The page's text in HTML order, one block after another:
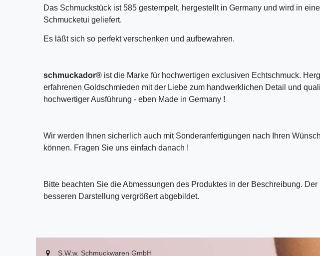
Das Schmuckstück ist 585 gestempelt, hergestellt in Germany und wird in
Schmucketui geliefert.
Es läßt sich so perfekt verschenken und aufbewahren.
schmuckador® ist die Marke für hochwertigen exclusiven Echtschmuck.
erfahrenen Goldschmieden mit der Liebe zum handwerklichen Detail und
hochwertiger Ausführung - eben Made in Germany !
Wir werden Ihnen sicherlich auch mit Sonderanfertigungen nach Ihren
können. Fragen Sie uns einfach danach !
Bitte beachten Sie die Abmessungen des Produktes in der Beschreibung. Der
besseren Darstellung vergrößert abgebildet.
S.W.w. Schmuckwaren GmbH